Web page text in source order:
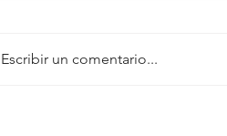
Escribir un comentario...